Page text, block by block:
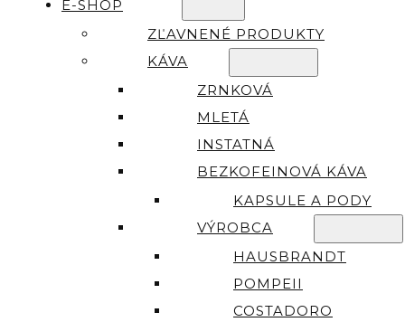
E-SHOP
ZĽAVNENÉ PRODUKTY
KÁVA
ZRNKOVÁ
MLETÁ
INSTATNÁ
BEZKOFEINOVÁ KÁVA
KAPSULE A PODY
VÝROBCA
HAUSBRANDT
POMPEII
COSTADORO